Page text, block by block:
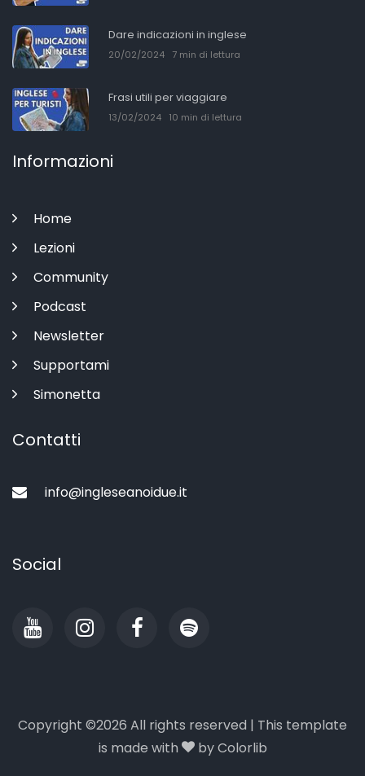
Dare indicazioni in inglese
20/02/2024 7 min di lettura
Frasi utili per viaggiare
13/02/2024 10 min di lettura
Informazioni
Home
Lezioni
Community
Podcast
Newsletter
Supportami
Simonetta
Contatti
info@ingleseanoidue.it
Social
Copyright ©2026 All rights reserved | This template
is made with
byColorlib